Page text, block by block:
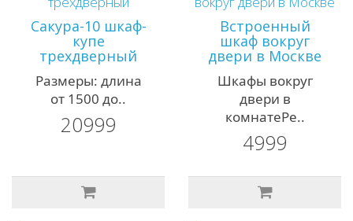
Сакура-10 шкаф-
купе
трехдверный
Размеры: длина
от 1500 до..
20999
Встроенный
шкаф вокруг
двери в Москве
Шкафы вокруг
двери в
комнатеРе..
4999